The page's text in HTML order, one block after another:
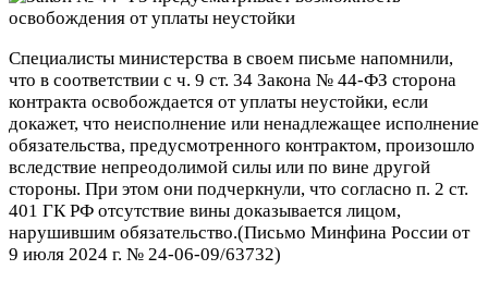
Специалисты министерства в своем письме напомнили,
что в соответствии с ч. 9 ст. 34 Закона № 44-ФЗ сторона
контракта освобождается от уплаты неустойки, если
докажет, что неисполнение или ненадлежащее исполнение
обязательства, предусмотренного контрактом, произошло
вследствие непреодолимой силы или по вине другой
стороны. При этом они подчеркнули, что согласно п. 2 ст.
401 ГК РФ отсутствие вины доказывается лицом,
нарушившим обязательство.(Письмо Минфина России от
9 июля 2024 г. № 24-06-09/63732)